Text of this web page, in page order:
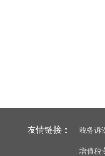
友情链接： 税务诉
增值税